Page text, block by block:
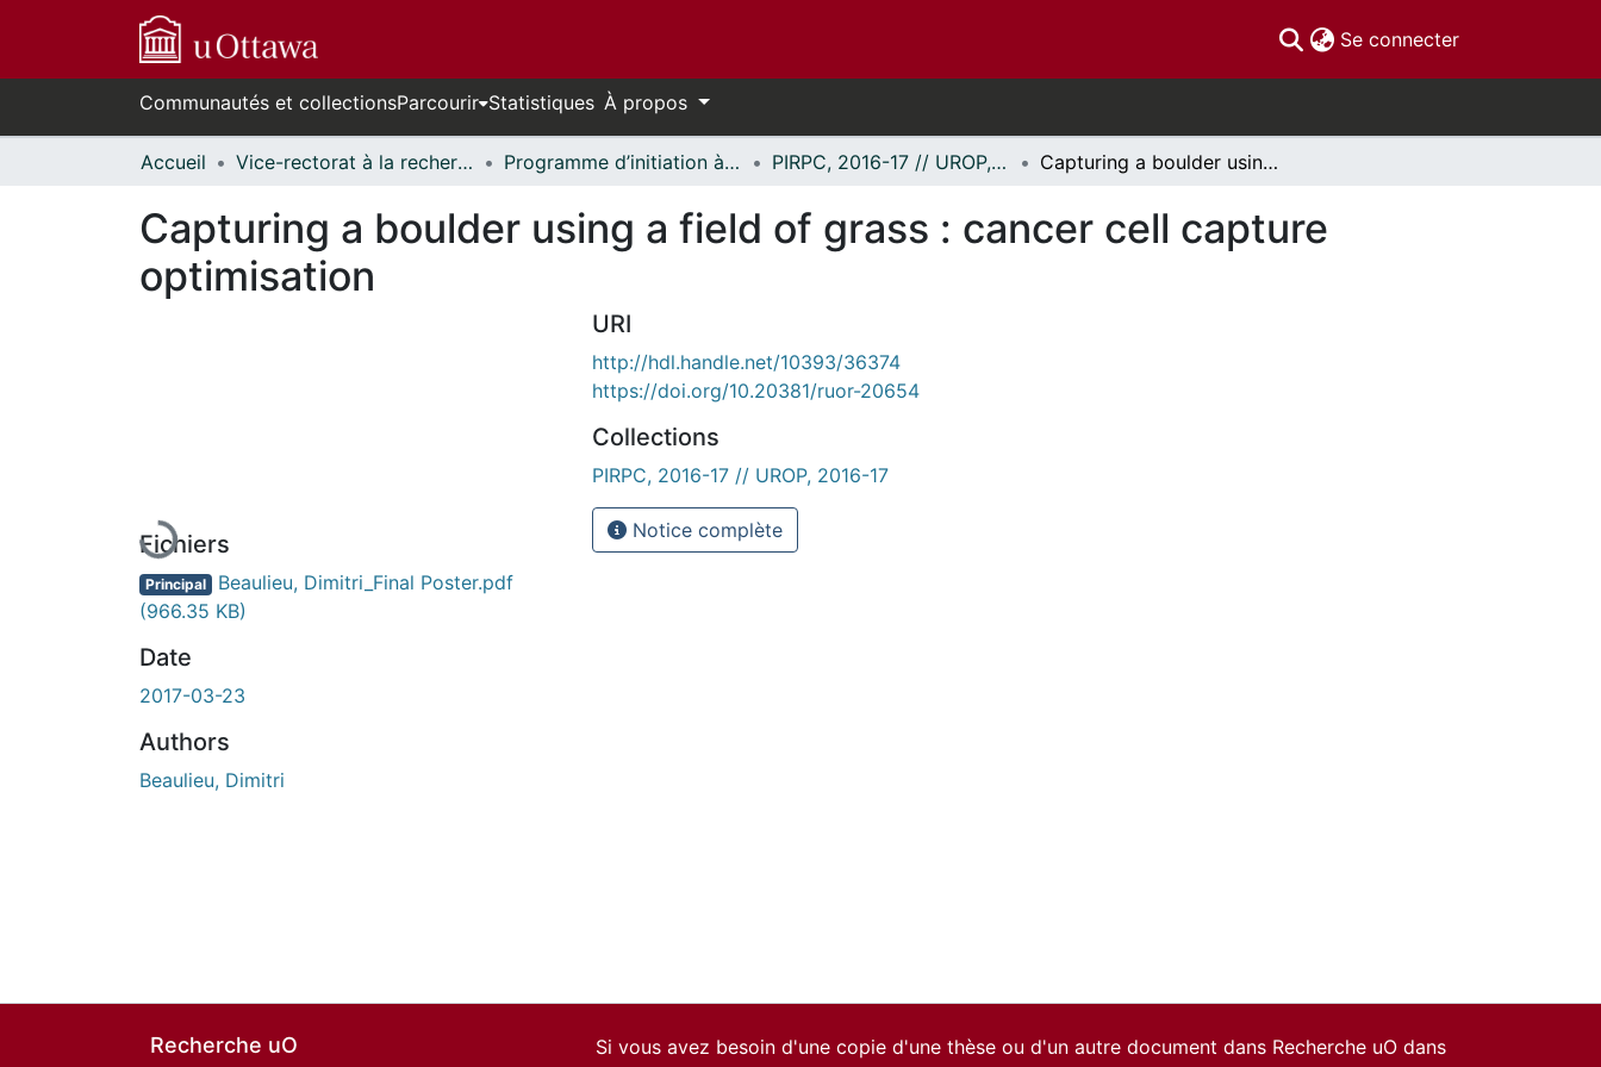
Se connecter(current)
Communautés et collectionsParcourir Statistiques À propos
Accueil Vice-rectorat à la recherche // Office of the V-P, Research Programme d’initiation à la recherche au premier cycle (PIRPC) // Undergraduate Research Opportunity Program (UROP) PIRPC, 2016-17 // UROP, 2016-17 Capturing a boulder using a field of grass : cancer cell capture optimisation
Capturing a boulder using a field of grass : cancer cell capture
optimisation
Fichiers
Principal Beaulieu, Dimitri_Final Poster.pdf
(966.35 KB)
Date
2017-03-23
Authors
Beaulieu, Dimitri
URI
http://hdl.handle.net/10393/36374
https://doi.org/10.20381/ruor-20654
Collections
PIRPC, 2016-17 // UROP, 2016-17
Notice complète
Recherche uO
Si vous avez besoin d'une copie d'une thèse ou d'un autre document dans Recherche uO dans